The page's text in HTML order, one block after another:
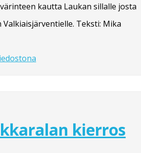
kautta Laukan sillalle josta
Teksti: Mika
kierros